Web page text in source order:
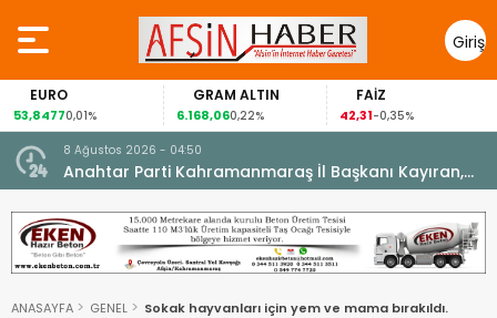
Giriş
Yap
EURO
53,84770,01%
GRAM ALTIN
6.168,060,22%
FAİZ
42,31-0,35%
8 Ağustos 2026 - 04:50
Anahtar Parti Kahramanmaraş İl Başkanı Kayıran,
Afşin Teşkilatı ile buluştu.
ANASAYFA GENEL Sokak hayvanları için yem ve mama bırakıldı.